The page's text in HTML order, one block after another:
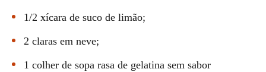
1/2 xícara de suco de limão;
2 claras em neve;
1 colher de sopa rasa de gelatina sem sabor